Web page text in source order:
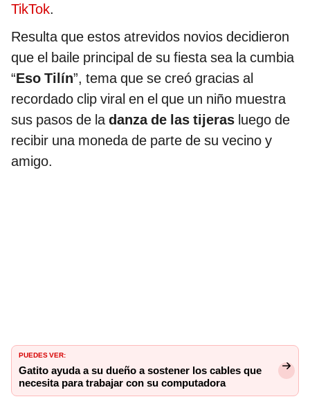
TikTok.
Resulta que estos atrevidos novios decidieron
que el baile principal de su fiesta sea la cumbia
“Eso Tilín”, tema que se creó gracias al
recordado clip viral en el que un niño muestra
sus pasos de ladanza de las tijeras luego de
recibir una moneda de parte de su vecino y
amigo.
PUEDES VER:
Gatito ayuda a su dueño a sostener los cables que
necesita para trabajar con su computadora